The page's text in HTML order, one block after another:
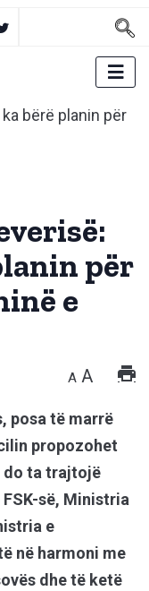
për
e
A A
posa të marrë
propozohet
do ta trajtojë
së, Ministria
e
në harmoni me
dhe të ketë